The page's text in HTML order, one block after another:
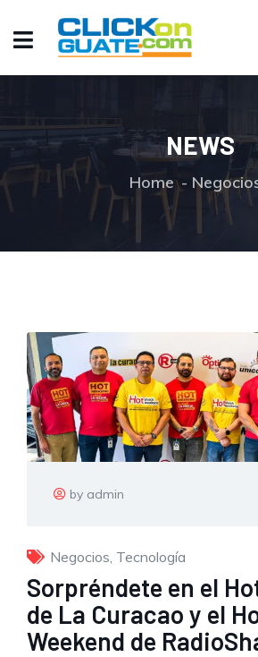
NEWS
Home
by admin
Negocios Tecnología
Sorpréndete en el
de La Curacao y el
Weekend de